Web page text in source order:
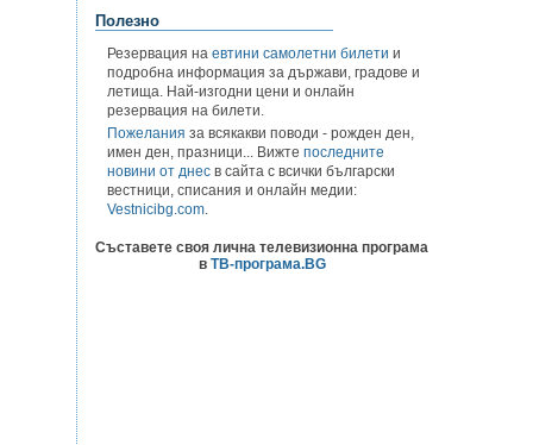
Полезно
Резервация на евтини самолетни билети и
подробна информация за държави, градове и
летища. Най-изгодни цени и онлайн
резервация на билети.
Пожелания за всякакви поводи - рожден ден,
имен ден, празници... Вижте последните
новини от днес в сайта с всички български
вестници, списания и онлайн медии:
Vestnicibg.com.
Съставете своя лична телевизионна програма
в ТВ-програма.BG